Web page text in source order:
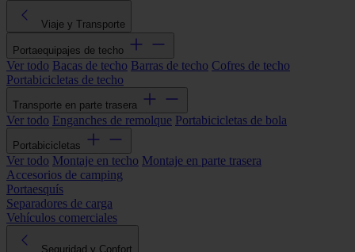
Viaje y Transporte
Portaequipajes de techo
Ver todo Bacas de techo Barras de techo Cofres de techo
Portabicicletas de techo
Transporte en parte trasera
Ver todo Enganches de remolque Portabicicletas de bola
Portabicicletas
Ver todo Montaje en techo Montaje en parte trasera
Accesorios de camping
Portaesquís
Separadores de carga
Vehículos comerciales
Seguridad y Confort